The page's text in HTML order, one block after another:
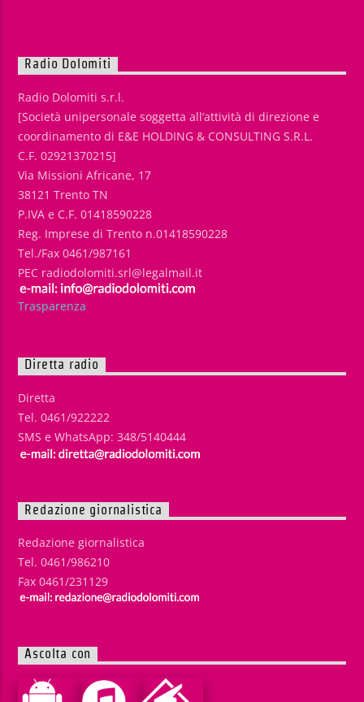
Radio Dolomiti
Radio Dolomiti s.r.l.
[Società unipersonale soggetta all’attività di direzione e
coordinamento di E&E HOLDING & CONSULTING S.R.L.
C.F. 02921370215]
Via Missioni Africane, 17
38121 Trento TN
P.IVA e C.F. 01418590228
Reg. Imprese di Trento n.01418590228
Tel./Fax 0461/987161
PEC radiodolomiti.srl@legalmail.it
Trasparenza
Diretta radio
Diretta
Tel. 0461/922222
SMS e WhatsApp: 348/5140444
Redazione giornalistica
Redazione giornalistica
Tel. 0461/986210
Fax 0461/231129
Ascolta con